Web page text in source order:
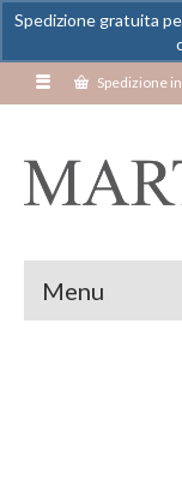
Spedizione
Menu
Spedizione gratuita